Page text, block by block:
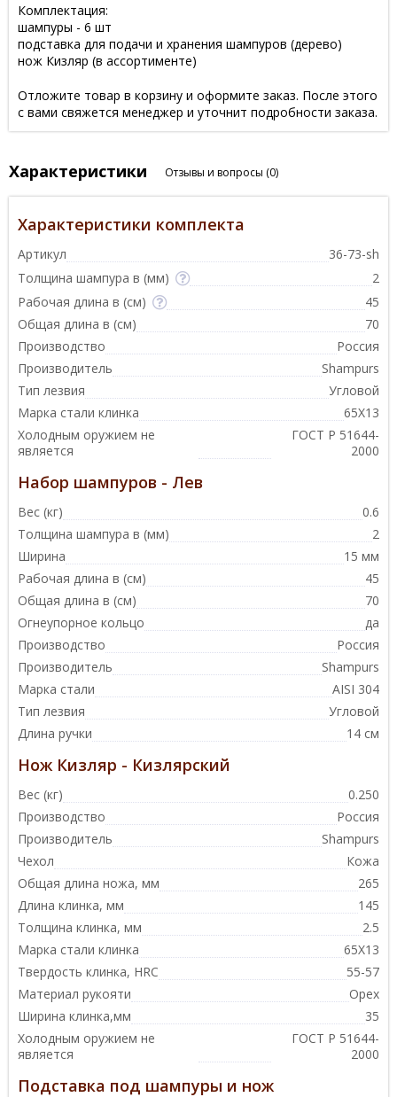
Комплектация:
шампуры - 6 шт
подставка для подачи и хранения шампуров (дерево)
нож Кизляр (в ассортименте)
Отложите товар в корзину и оформите заказ. После этого
с вами свяжется менеджер и уточнит подробности заказа.
Характеристики Отзывы и вопросы (0)
Характеристики комплекта
Артикул
36-73-sh
Толщина шампура в (мм)
2
Рабочая длина в (см)
45
Общая длина в (см)
70
Производство
Россия
Производитель
Shampurs
Тип лезвия
Угловой
Марка стали клинка
65Х13
Холодным оружием не
является
ГОСТ Р 51644-
2000
Набор шампуров - Лев
Вес (кг)
0.6
Толщина шампура в (мм)
2
Ширина
15 мм
Рабочая длина в (см)
45
Общая длина в (см)
70
Огнеупорное кольцо
да
Производство
Россия
Производитель
Shampurs
Марка стали
AISI 304
Тип лезвия
Угловой
Длина ручки
14 см
Нож Кизляр - Кизлярский
Вес (кг)
0.250
Производство
Россия
Производитель
Shampurs
Чехол
Кожа
Общая длина ножа, мм
265
Длина клинка, мм
145
Толщина клинка, мм
2.5
Марка стали клинка
65Х13
Твердость клинка, HRC
55-57
Материал рукояти
Орех
Ширина клинка,мм
35
Холодным оружием не
является
ГОСТ Р 51644-
2000
Подставка под шампуры и нож